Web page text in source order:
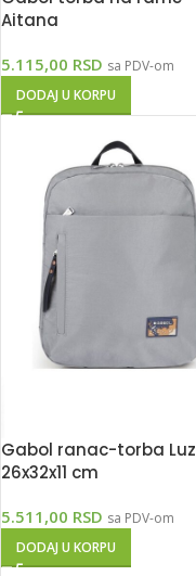
Aitana
5.115,00 RSD sa PDV-om
DODAJ U KORPU
Gabol ranac-torba Luz
26x32x11 cm
5.511,00 RSD sa PDV-om
DODAJ U KORPU